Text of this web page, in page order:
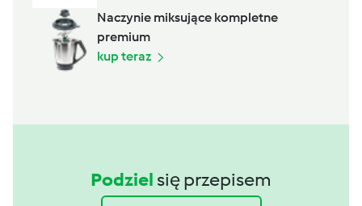
Naczynie miksujące kompletne
premium
kup teraz
Podziel się przepisem